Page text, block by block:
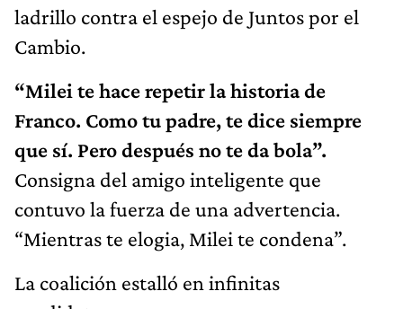
ladrillo contra el espejo de Juntos por el
Cambio.
“Milei te hace repetir la historia de
Franco. Como tu padre, te dice siempre
que sí. Pero después no te da bola”.
Consigna del amigo inteligente que
contuvo la fuerza de una advertencia.
“Mientras te elogia, Milei te condena”.
La coalición estalló en infinitas